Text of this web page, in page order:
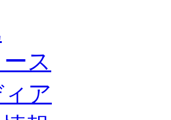
のファンサービスについて
明治安田J3リーグ2026/27シーズン試
明治安田Ｊ3リーグ 2026/27シーズン「
＆マナー
ンコミュニティ
ョップ
ス
ア